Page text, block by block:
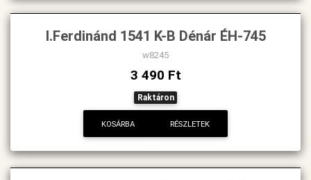
I.Ferdinánd 1541 K-B Dénár ÉH-745
w8245
3 490 Ft
Raktáron
KOSÁRBA RÉSZLETEK